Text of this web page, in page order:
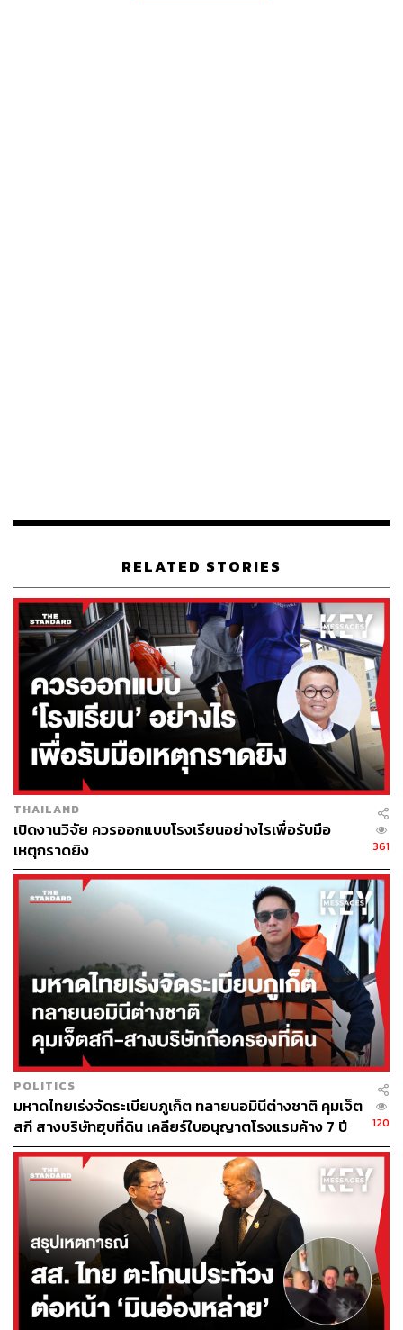
การดูแลพระราชทรัพย์ทั้ง 2 ส่วนก็เปลี่ยนไปด้วย คือ ในรัช
แยกกันกำกับดูแลจากทรัพย์สินส่วนพระองค์ คือแยกกันดู การ
ดูแลทรัพย์สินส่วนพระองค์จะเป็นไปตามพระราชอัธยาศัย
“แต่การดูแลทรัพย์สินของสถาบันฯ นั้น จะดูแลโดยสำนักงาน
ทรัพย์สินส่วนพระมหากษัตริย์ แต่ผลของกฎหมายยุค คสช.
ทำให้เส้นแบ่งนี้เลือนลงไป โดยเปลี่ยนเป็นสำนักงานทรัพย์สิน
พระมหากษัตริย์ โดยดูแลและบริหารพระราชทรัพย์ทั้ง 2 ส่วน
ไม่ว่าทรัพย์สินส่วนพระองค์ หรือทรัพย์สินที่เป็นส่วนของ
สถาบันฯ ล้วนแต่ให้เป็นไปตามพระราชอัธยาศัย พระองค์จะ
ทรงมอบหมายให้สำนักงานฯ บุคคลใด หน่วยงานใด เป็นผู้
จัดการพระราชทรัพย์ทั้ง 2 ส่วนก็ได้” ณัฐพงษ์กล่าว
อย่างไรก็ตาม สำหรับพระราชทรัพย์ในส่วนของสถาบันฯ นั้น
เราจะมีวิธีบริหารจัดการดูแลอย่างไร ให้สถาพรที่สุดเพื่อ
ธำรงไว้ซึ่งพระเกียรติยศและพระราชสถานะ ภายใต้ระบอบ
ประชาธิปไตยอันมีพระมหากษัตริย์ทรงเป็นประมุข แต่ไม่ใช่
ประเด็นที่จะมาถกเถียงกันในวันนี้ เพราะร่างกฎหมายที่
รัฐบาลเสนอมาวันนี้ไม่ได้มีเนื้อหาที่จะกระทบ กับการ
เปลี่ยนแปลงการบริหารจัดการพระราชทรัพย์ทั้ง 2 ส่วน
เนื่องจากการเปลี่ยนแปลงสาระสำคัญที่ตนได้กล่าวมานี้นั้น
ได้ทำไปเสร็จสิ้นแล้วตั้งแต่ยุครัฐบาล คสช.
สาระสำคัญจริงๆ ของกฎหมายฉบับนี้เป็นเพียง การเปลี่ยนชื่อ
จากสำนักงานทรัพย์สินพระมหากษัตริย์ตามกฎหมายปี 2561
ไปเป็นสำนักงานพระคลังข้างที่แต่เพียงเท่านั้น ด้วยเหตุนี้ พวก
ตนไม่ได้มีประเด็นอะไรที่จะคัดค้านร่างกฎหมายฉบับนี้ ที่
รัฐบาลเสนอมา แต่อย่างไรก็ตาม ในฐานะผู้แทนราษฎรคน
หนึ่ง อยากให้การเสนอร่างกฎหมายฉบับนี้เป็นไปตาม
กระบวนการนิติบัญญัติปกติ ไม่อยากให้เสนอกฎหมายฉบับนี้
ด้วยกระบวนการพิเศษ เช่น การพิจารณา 3 วาระรวดผ่าน
กรรมาธิการเต็มสภา ให้จบเพียงแค่ 1 วัน ที่ ครม. เสนอมา
เพราะถ้ายิ่งเป็นร่างกฎหมายที่เกี่ยวข้องกับสถาบันที่เป็นพระ
ประมุขของชาติ สภาของเรายิ่งต้องควรพิจารณาอย่างถี่ถ้วน
รอบคอบ ต้องระมัดระวังไม่ให้เกิดความเคลือบแคลงสงสัย
หรือการตั้งคำถามในหมู่พี่น้องประชาชน
RELATED STORIES
THAILAND
เปิดงานวิจัย ควรออกแบบโรงเรียนอย่างไรเพื่อรับมือ
เหตุกราดยิง
361
POLITICS
มหาดไทยเร่งจัดระเบียบภูเก็ต ทลายนอมินีต่างชาติ คุมเจ็ต
สกี สางบริษัทฮุบที่ดิน เคลียร์ใบอนุญาตโรงแรมค้าง 7 ปี
120